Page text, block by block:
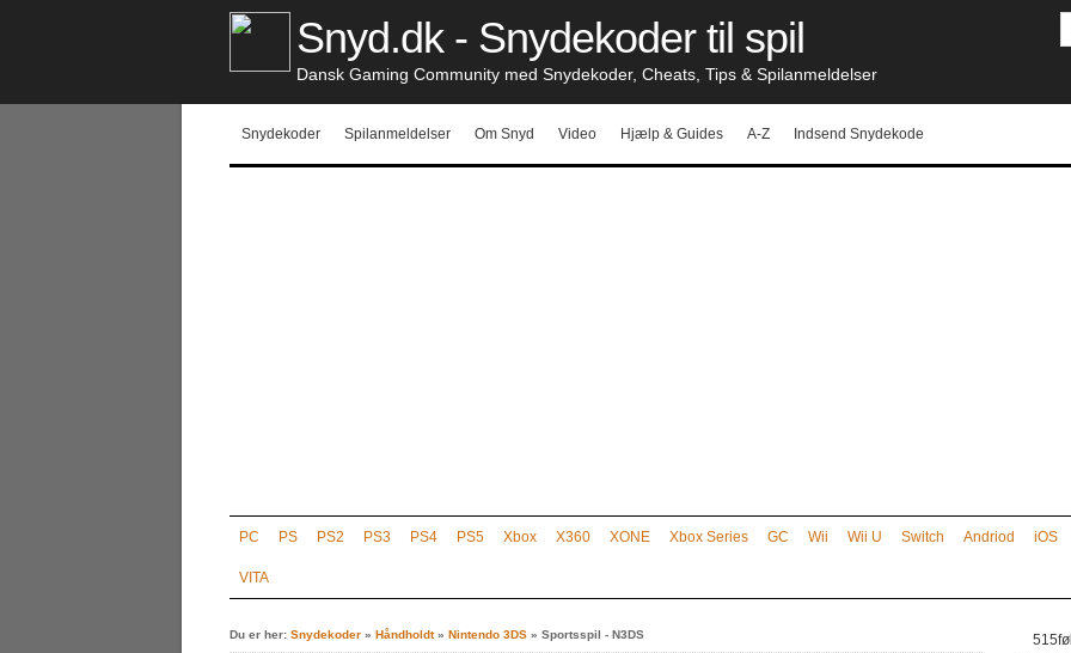
Snyd.dk - Snydekoder til spil
Dansk Gaming Community med Snydekoder, Cheats, Tips & Spilanmeldelser
Snydekoder Spilanmeldelser Om Snyd Video Hjælp & Guides A-Z Indsend Snydekode
PC PS PS2 PS3 PS4 PS5 Xbox X360 XONE Xbox Series GC Wii Wii U Switch Andriod iOS
VITA
Du er her: Snydekoder » Håndholdt» Nintendo 3DS » Sportsspil - N3DS 515